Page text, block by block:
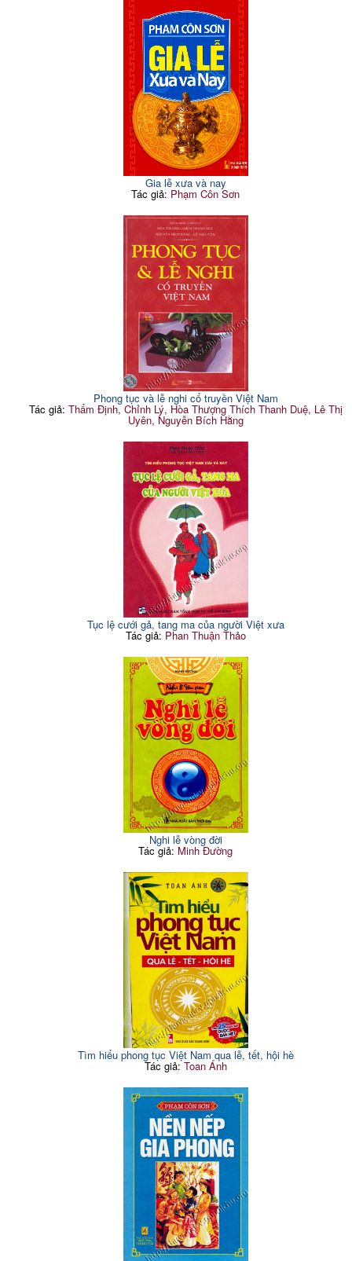
Gia lễ xưa và nay
Tác giả: Phạm Côn Sơn
Phong tục và lễ nghi cổ truyền Việt Nam
Tác giả: Thẩm Định, Chỉnh Lý, Hòa Thượng Thích Thanh Duệ, Lê Thị
Uyên, Nguyễn Bích Hằng
Tục lệ cưới gả, tang ma của người Việt xưa
Tác giả: Phan Thuận Thảo
Nghi lễ vòng đời
Tác giả: Minh Đường
Tìm hiểu phong tục Việt Nam qua lễ, tết, hội hè
Tác giả:Toan Ánh